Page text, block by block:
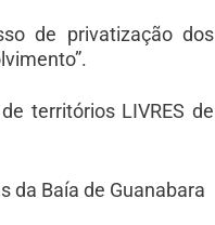
de privatização dos
territórios LIVRES de
da Baía de Guanabara